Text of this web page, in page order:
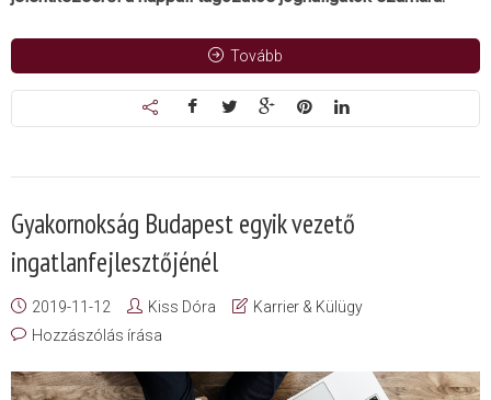
Tovább
Gyakornokság Budapest egyik vezető
ingatlanfejlesztőjénél
2019-11-12 Kiss Dóra
Karrier & Külügy
Hozzászólás írása